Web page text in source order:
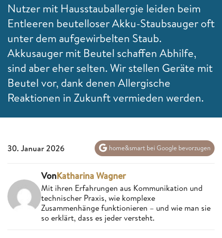
Nutzer mit Hausstauballergie leiden beim
Entleeren beutelloser Akku-Staubsauger oft
unter dem aufgewirbelten Staub.
Akkusauger mit Beutel schaffen Abhilfe,
sind aber eher selten. Wir stellen Geräte mit
Beutel vor, dank denen Allergische
Reaktionen in Zukunft vermieden werden.
30. Januar 2026 home&smart bei Google bevorzugen
VonKatharina Wagner
Mit ihren Erfahrungen aus Kommunikation und
technischer Praxis, wie komplexe
Zusammenhänge funktionieren – und wie man sie
so erklärt, dass es jeder versteht.